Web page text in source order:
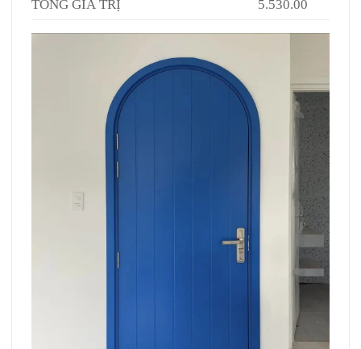
TỔNG GIÁ TRỊ
5.530.00